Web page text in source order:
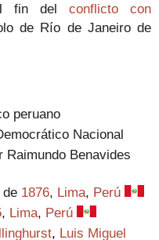
fin del conflicto con
de Río de Janeiro de
peruano
Nacional
Raimundo Benavides
de 1876, Lima, Perú
, Lima, Perú
, Luis Miguel